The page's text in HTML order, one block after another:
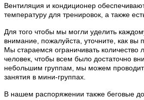
Вентиляция и кондиционер
температуру для тренировок, а также
Для того чтобы мы могли уделить
внимание, пожалуйста, уточните, как вы
Мы стараемся ограничивать количество
человек, чтобы всем было достаточно
небольшим группам, мы можем
занятия в мини-группах.
В нашем распоряжении также беговые